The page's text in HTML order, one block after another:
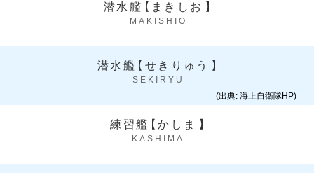
潜水艦【 まきしお 】
MAKISHIO
潜水艦【 せきりゅう 】
SEKIRYU
(出典: 海上自衛隊HP)
練習艦【かしま 】
KASHIMA